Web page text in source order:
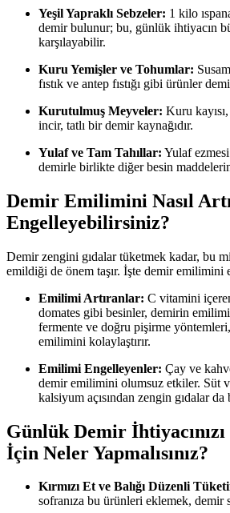
Yeşil Yapraklı Sebzeler: 1 kilo
demir bulunur; bu, günlük ihtiyacın
karşılayabilir.
Kuru Yemişler ve Tohumlar:
fıstık ve antep fıstığı gibi ürünler
Kurutulmuş Meyveler: Kuru
incir, tatlı bir demir kaynağıdır.
Yulaf ve Tam Tahıllar: Yulaf
demirle birlikte diğer besin
Demir Emilimini Nasıl
Engelleyebilirsiniz?
Demir zengini gıdalar tüketmek kadar, bu
emildiği de önem taşır. İşte demir emilimini
Emilimi Artıranlar: C vitamini
domates gibi besinler, demirin
fermente ve doğru pişirme
emilimini kolaylaştırır.
Emilimi Engelleyenler: Çay ve
demir emilimini olumsuz etkiler. Süt
kalsiyum açısından zengin gıdalar
Günlük Demir
İçin Neler Yapmalısınız?
Kırmızı Et ve Balığı Düzenli
sofranıza bu ürünleri eklemek, demir